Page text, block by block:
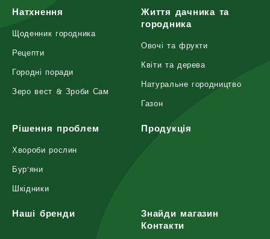
Натхнення
Щоденник городника
Рецепти
Городні поради
Зеро вест & Зроби Сам
Життя дачника та
городника
Овочі та фрукти
Квіти та дерева
Натуральне городництво
Газон
Рішення проблем
Хвороби рослин
Бур'яни
Шкідники
Продукція
Наші бренди
Знайди магазин
Контакти